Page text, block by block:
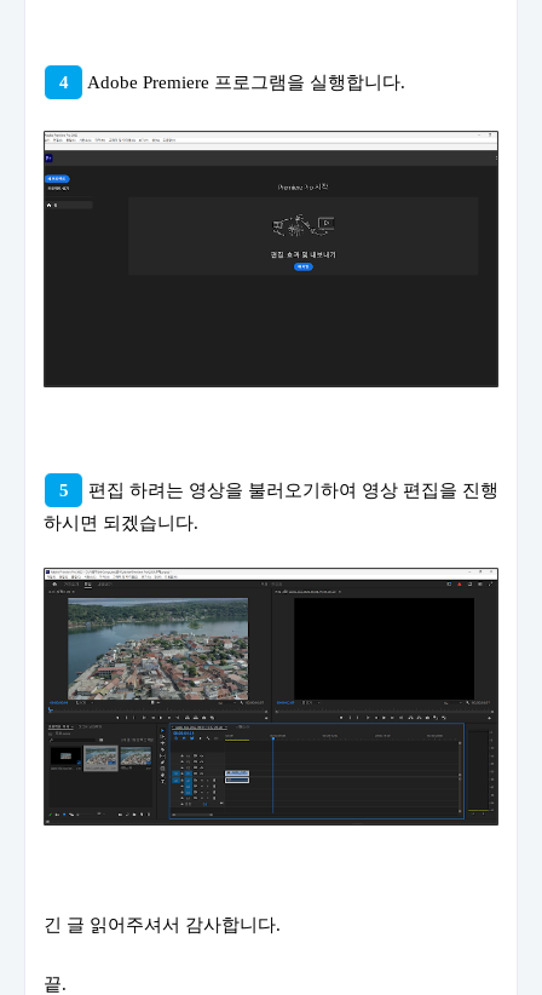
4 Adobe Premiere 프로그램을 실행합니다.
5
편집 하려는 영상을 불러오기하여 영상 편집을 진행
하시면 되겠습니다.
긴 글 읽어주셔서 감사합니다.
끝.